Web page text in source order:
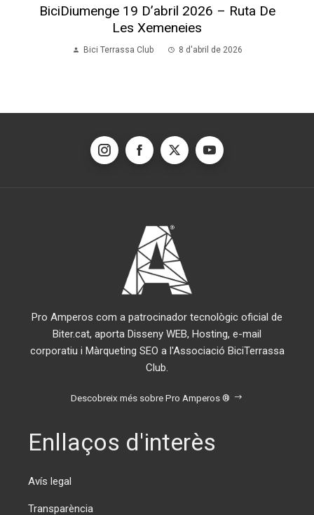
BiciDiumenge 19 D’abril 2026 – Ruta De
Les Xemeneies
Bici Terrassa Club 8 d'abril de 2026
Pro Amperos com a patrocinador tecnològic oficial de
Biter.cat, aporta Disseny WEB, Hosting, e-mail
corporatiu i Màrqueting SEO a l'Associació BiciTerrassa
Club.
Descobreix més sobre Pro Amperos ®
Enllaços d'interès
Avís legal
Transparència